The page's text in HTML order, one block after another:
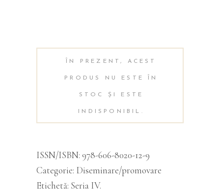
ÎN PREZENT, ACEST
PRODUS NU ESTE ÎN
STOC ȘI ESTE
INDISPONIBIL.
ISSN/ISBN: 978-606-8020-12-9
Categorie: Diseminare/promovare
Etichetă: Seria IV.